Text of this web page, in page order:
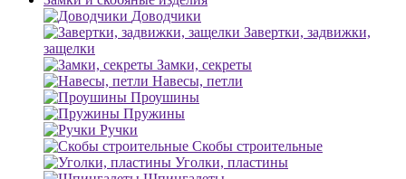
Доводчики
Завертки, задвижки,
защелки
Замки, секреты
Навесы, петли
Проушины
Пружины
Ручки
Скобы строительные
Уголки, пластины